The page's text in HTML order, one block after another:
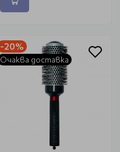
-20%
Очаква доставка